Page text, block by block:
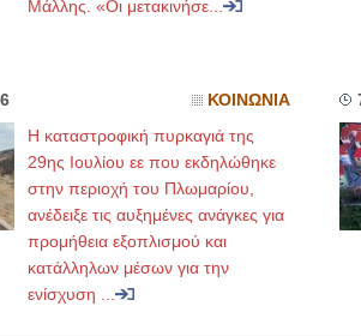
Μάλλης. «Οι μετακινήσε...
ΚΟΙΝΩΝΙΑ
Η καταστροφική πυρκαγιά της
29ης Ιουλίου εε που εκδηλώθηκε
στην περιοχή του Πλωμαρίου,
ανέδειξε τις αυξημένες ανάγκες για
προμήθεια εξοπλισμού και
κατάλληλων μέσων για την
ενίσχυση ...